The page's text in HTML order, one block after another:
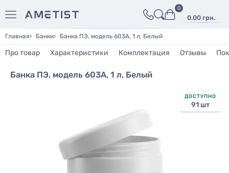
0.00 грн.
0
Главная Банки Банка ПЭ, модель 603А, 1 л, Белый
Про товар Характеристики Комплектация Отзывы
Банка ПЭ, модель 603А, 1 л, Белый
ДОСТУПНО
91 шт